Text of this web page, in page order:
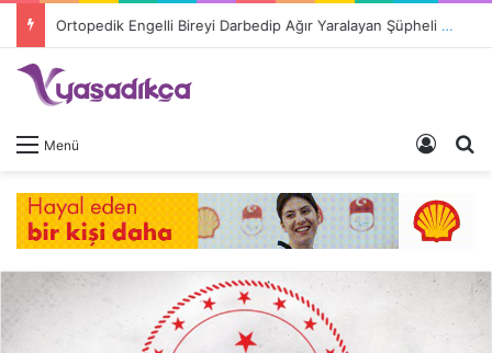
Ortopedik Engelli Bireyi Darbedip Ağır Yaralayan Şüpheli Tutuklandı
Menü Giriş